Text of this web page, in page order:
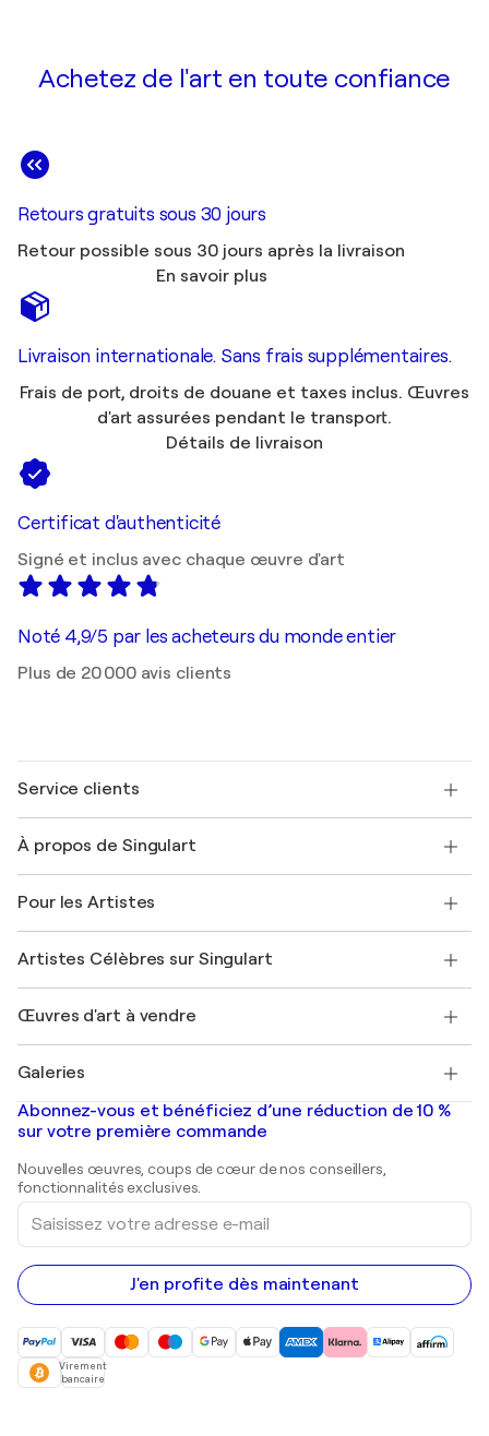
Achetez de l'art en toute confiance
Retours gratuits sous 30 jours
Retour possible sous 30 jours après la livraison
En savoir plus
Livraison internationale. Sans frais supplémentaires.
Frais de port, droits de douane et taxes inclus. Œuvres
d'art assurées pendant le transport.
Détails de livraison
Certificat d'authenticité
Signé et inclus avec chaque œuvre d'art
Noté 4,9/5 par les acheteurs du monde entier
Plus de 20 000 avis clients
Service clients
Expédition
Offrir une carte cadeau
Rejoignez notre programme commercial
Mon compte
+33 1 76 44 06 42
À propos de Singulart
FAQ
Magazine Singulart
Emplois
Découvrez une sélection d'art original
Pour les Artistes
Se connecter en tant qu'Artiste
Artistes Célèbres sur Singulart
Marc Chagall
Banksy
Mr. Brainwash
Shepard Fairey
Œuvres d'art à vendre
Tableaux abstraits à vendre
Peintures de paysage
Estampes
Peintures acryliques
Galeries
Galeries d'art en France
Galeries d'art en Belgique
Abonnez-vous et bénéficiez d’une réduction de 10 %
sur votre première commande
Nouvelles œuvres, coups de cœur de nos conseillers,
fonctionnalités exclusives.
Saisissez
votre
adresse
e-
mail
J'en profite dès maintenant
Virement
bancaire